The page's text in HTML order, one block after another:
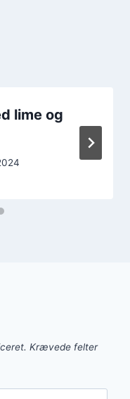
lime og
Krævede felter